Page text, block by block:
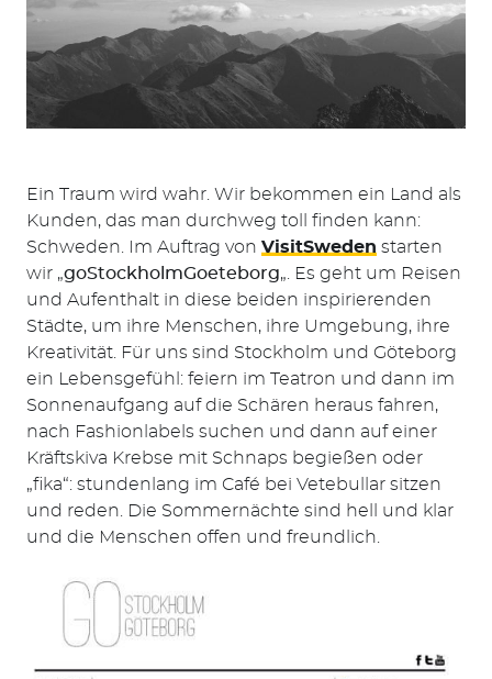
Ein Traum wird wahr. Wir bekommen ein Land als
Kunden, das man durchweg toll finden kann:
Schweden. Im Auftrag von VisitSweden starten
wir „goStockholmGoeteborg„. Es geht um Reisen
und Aufenthalt in diese beiden inspirierenden
Städte, um ihre Menschen, ihre Umgebung, ihre
Kreativität. Für uns sind Stockholm und Göteborg
ein Lebensgefühl: feiern im Teatron und dann im
Sonnenaufgang auf die Schären heraus fahren,
nach Fashionlabels suchen und dann auf einer
Kräftskiva Krebse mit Schnaps begießen oder
„fika“: stundenlang im Café bei Vetebullar sitzen
und reden. Die Sommernächte sind hell und klar
und die Menschen offen und freundlich.